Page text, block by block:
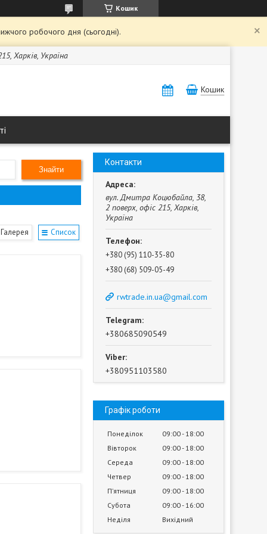
Кошик
робочого дня (сьогодні).
Харків, Україна
Кошик
Знайти
Галерея Список
Контакти
вул. Дмитра Коцюбайла, 38,
2 поверх, офіс 215, Харків,
Україна
+380 (95) 110-35-80
+380 (68) 509-05-49
rwtrade.in.ua@gmail.com
+380685090549
+380951103580
Графік роботи
Понеділок 09:00 18:00
Вівторок
09:00 18:00
Середа
09:00 18:00
Четвер
09:00 18:00
Пʼятниця
09:00 18:00
Субота
09:00 16:00
Неділя
Вихідний